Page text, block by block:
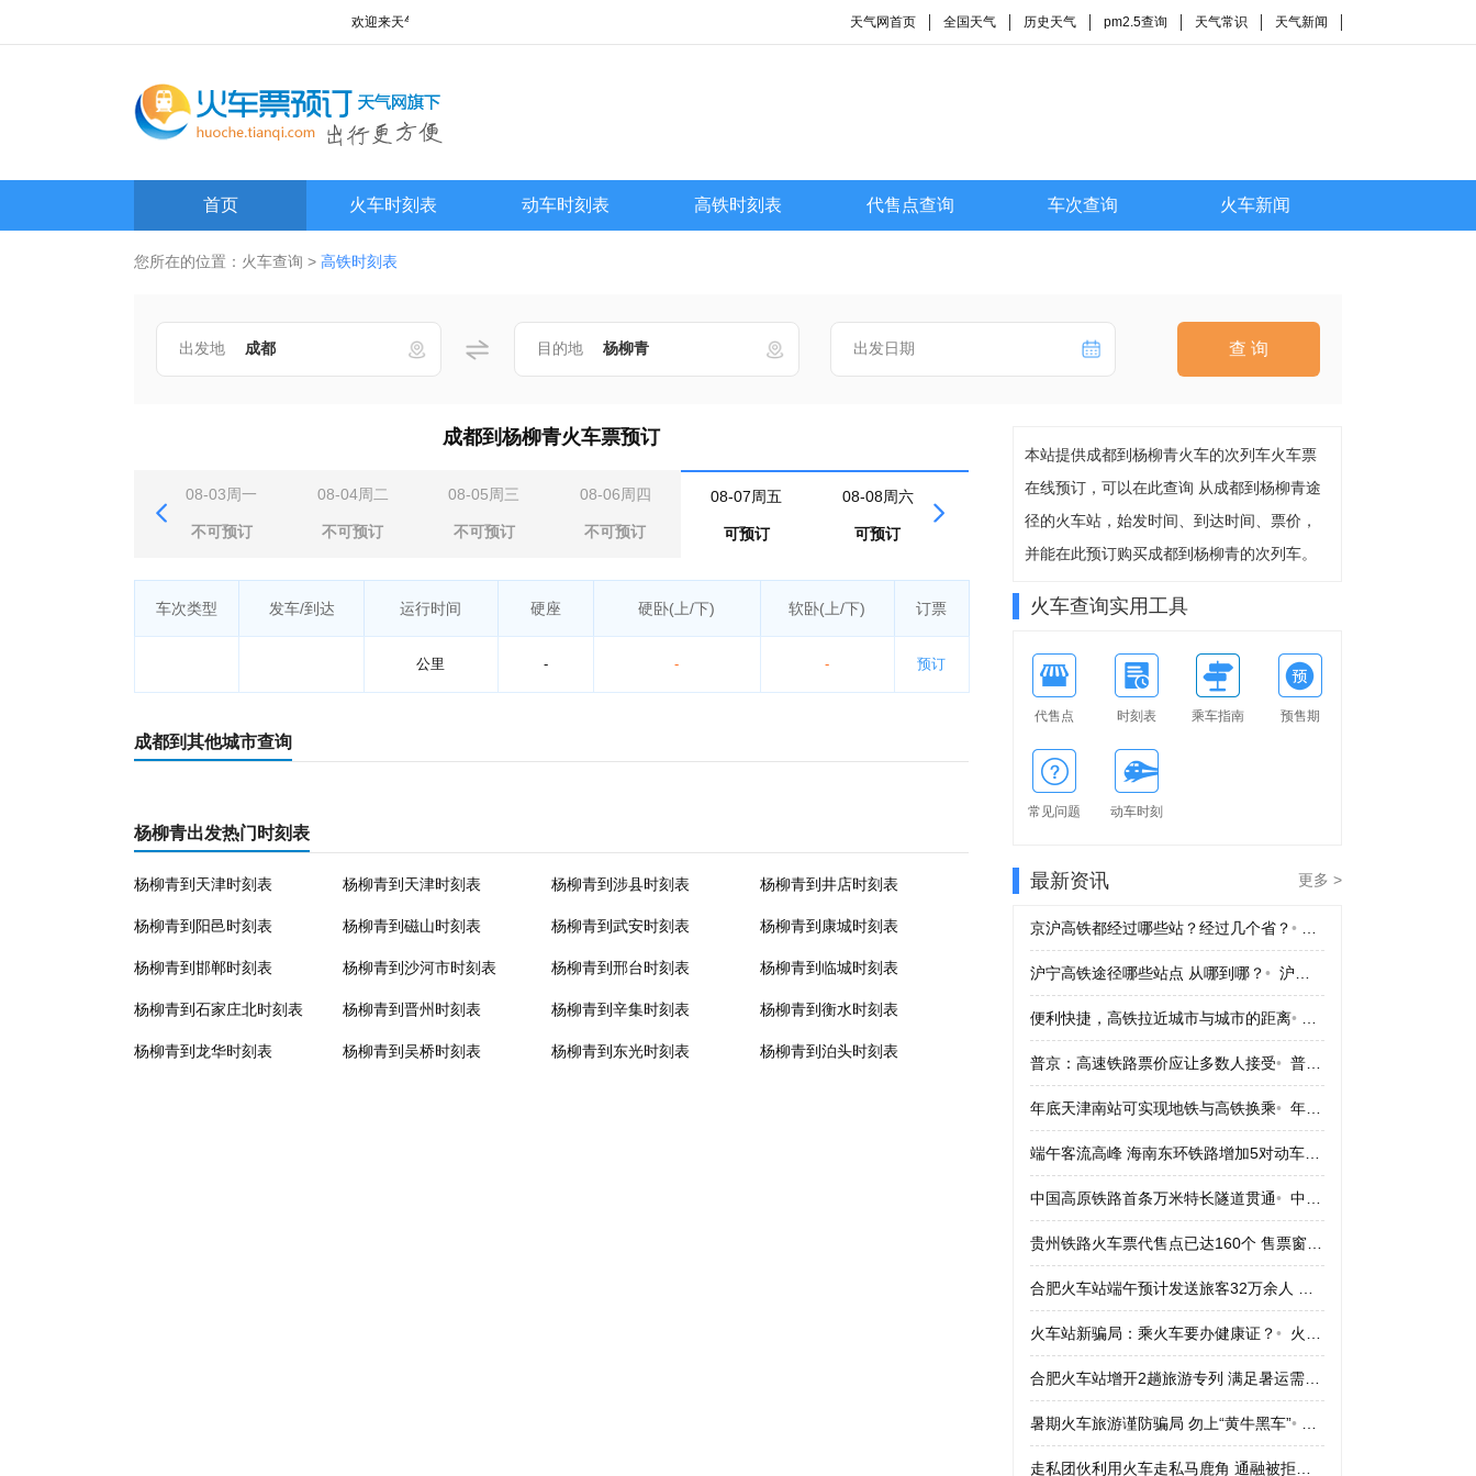
欢迎来天气网火车查询频道! 天气网首页 全国天气 历史天气 pm2.5查询 天气常识 天气新闻
首页 火车时刻表 动车时刻表 高铁时刻表 代售点查询 车次查询 火车新闻
您所在的位置： 火车查询 > 高铁时刻表
出发地 目的地 出发日期 查 询
成都到杨柳青火车票预订
08-03周一
不可预订
08-04周二
不可预订
08-05周三
不可预订
08-06周四
不可预订
08-07周五
可预订
08-08周六
可预订
08-09周日
可预订
车次类型 发车/到达 运行时间 硬座 硬卧(上/下) 软卧(上/下) 订票
公里 - - - 预订
成都到其他城市查询
杨柳青出发热门时刻表
杨柳青到天津时刻表 杨柳青到天津时刻表 杨柳青到涉县时刻表 杨柳青到井店时刻表
杨柳青到阳邑时刻表 杨柳青到磁山时刻表 杨柳青到武安时刻表 杨柳青到康城时刻表
杨柳青到邯郸时刻表 杨柳青到沙河市时刻表 杨柳青到邢台时刻表 杨柳青到临城时刻表
杨柳青到石家庄北时刻表 杨柳青到晋州时刻表 杨柳青到辛集时刻表 杨柳青到衡水时刻表
杨柳青到龙华时刻表 杨柳青到吴桥时刻表 杨柳青到东光时刻表 杨柳青到泊头时刻表
本站提供成都到杨柳青火车的次列车火车票
在线预订，可以在此查询 从成都到杨柳青途
径的火车站，始发时间、到达时间、票价，
并能在此预订购买成都到杨柳青的次列车。
火车查询实用工具
代售点 时刻表 乘车指南 预售期
常见问题 动车时刻
最新资讯 更多 >
京沪高铁都经过哪些站？经过几个省？•
沪宁高铁途径哪些站点 从哪到哪？• 沪宁高铁途径哪些站点 从哪到哪？
便利快捷，高铁拉近城市与城市的距离•
普京：高速铁路票价应让多数人接受• 普京：高速铁路票价应让多数人接受
年底天津南站可实现地铁与高铁换乘• 年底天津南站可实现地铁与高铁换乘
中国高原铁路首条万米特长隧道贯通• 中国高原铁路首条万米特长隧道贯通
火车站新骗局：乘火车要办健康证？• 火车站新骗局：乘火车要办健康证？
暑期火车旅游谨防骗局 勿上“黄牛黑车”•